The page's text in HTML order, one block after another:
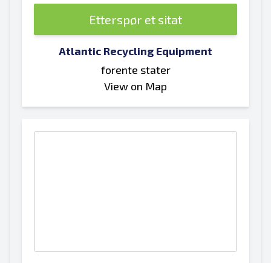
Etterspør et sitat
Atlantic Recycling Equipment
forente stater
View on Map